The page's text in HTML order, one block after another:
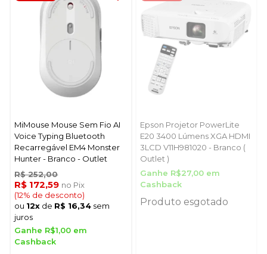
MiMouse Mouse Sem Fio AI
Voice Typing Bluetooth
Recarregável EM4 Monster
Hunter - Branco - Outlet
R$ 252,00
R$ 172,59 no Pix
(12% de desconto)
ou 12x de R$ 16,34 sem
juros
Ganhe R$1,00 em
Cashback
Epson Projetor PowerLite
E20 3400 Lúmens XGA HDMI
3LCD V11H981020 - Branco (
Outlet )
Ganhe R$27,00 em
Cashback
Produto esgotado